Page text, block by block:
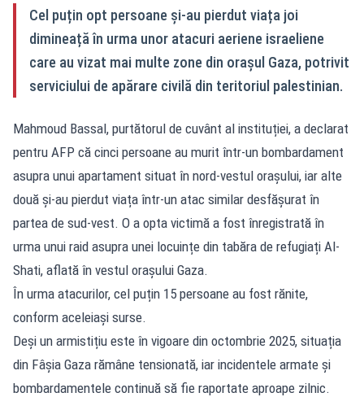
Cel puțin opt persoane și-au pierdut viața joi
dimineață în urma unor atacuri aeriene israeliene
care au vizat mai multe zone din orașul Gaza, potrivit
serviciului de apărare civilă din teritoriul palestinian.
Mahmoud Bassal, purtătorul de cuvânt al instituției, a declarat
pentru AFP că cinci persoane au murit într-un bombardament
asupra unui apartament situat în nord-vestul orașului, iar alte
două și-au pierdut viața într-un atac similar desfășurat în
partea de sud-vest. O a opta victimă a fost înregistrată în
urma unui raid asupra unei locuințe din tabăra de refugiați Al-
Shati, aflată în vestul orașului Gaza.
În urma atacurilor, cel puțin 15 persoane au fost rănite,
conform aceleiași surse.
Deși un armistițiu este în vigoare din octombrie 2025, situația
din Fâșia Gaza rămâne tensionată, iar incidentele armate și
bombardamentele continuă să fie raportate aproape zilnic.